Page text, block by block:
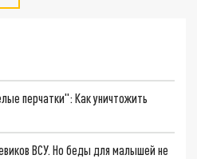
перчатки": Как уничтожить
ВСУ. Но беды для малышей не